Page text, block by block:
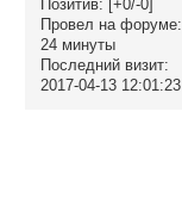
Позитив: [+0/-0]
Провел на форуме:
24 минуты
Последний визит:
2017-04-13 12:01:23